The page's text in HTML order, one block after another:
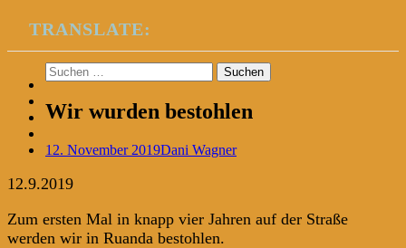
TRANSLATE:
Suchen
nach:
Wir wurden bestohlen
12. November 2019Dani Wagner
12.9.2019
Zum ersten Mal in knapp vier Jahren auf der Straße
werden wir in Ruanda bestohlen.